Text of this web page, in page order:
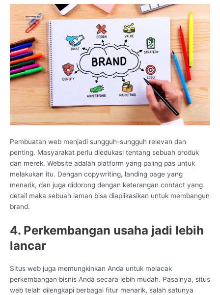
Pembuatan web menjadi sungguh-sungguh relevan dan
penting. Masyarakat perlu diedukasi tentang sebuah produk
dan merek. Website adalah platform yang paling pas untuk
melakukan itu. Dengan copywriting, landing page yang
menarik, dan juga didorong dengan keterangan contact yang
detail maka sebuah laman bisa diaplikasikan untuk membangun
brand.
4. Perkembangan usaha jadi lebih
lancar
Situs web juga memungkinkan Anda untuk melacak
perkembangan bisnis Anda secara lebih mudah. Pasalnya, situs
web telah dilengkapi berbagai fitur menarik, salah satunya